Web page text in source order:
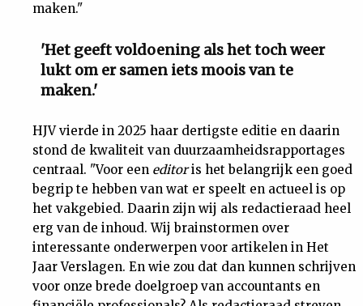
maken."
'Het geeft voldoening als het toch weer
lukt om er samen iets moois van te
maken.'
HJV vierde in 2025 haar dertigste editie en daarin
stond de kwaliteit van duurzaamheidsrapportages
centraal. "Voor een editoris het belangrijk een goed
begrip te hebben van wat er speelt en actueel is op
het vakgebied. Daarin zijn wij als redactieraad heel
erg van de inhoud. Wij brainstormen over
interessante onderwerpen voor artikelen in Het
Jaar Verslagen. En wie zou dat dan kunnen schrijven
voor onze brede doelgroep van accountants en